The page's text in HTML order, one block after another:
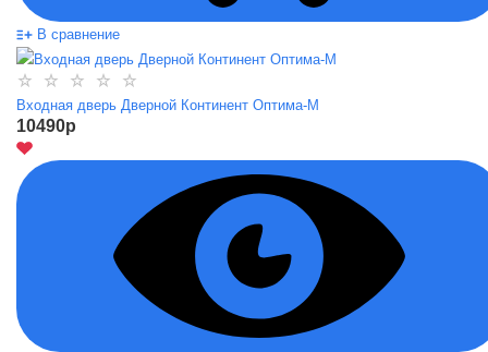
В сравнение
Входная дверь Дверной Континент Оптима-М
10490p